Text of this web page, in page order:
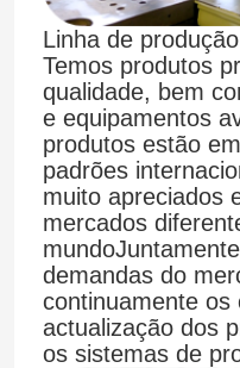
Casa
Produtos
Quem Somos
Fábrica
Linha de produção
Temos produtos
qualidade, bem
e equipamentos
produtos estão
padrões
muito apreciados
mercados
demandas do
continuamente os
actualização dos
os sistemas de